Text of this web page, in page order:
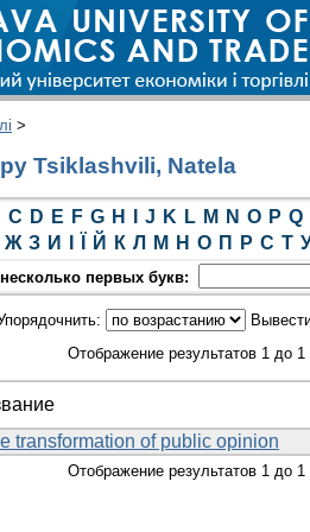
>
Tsiklashvili, Natela
C D E F G H J K L M N O P Q
Ж З И Й К Л М Н О П Р С Т
первых букв:
Отображение результатов 1 до 1
transformation of public opinion
Отображение результатов 1 до 1